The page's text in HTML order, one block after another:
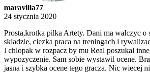
maravilla77
24 stycznia 2020
Prosta,krotka pilka Artety. Dani ma walczyc o
skladzie, ciezka praca na treningach i
I chlopak w rozpacz by mu Real poszukal
wypozyczenie. Sam sobie wystawil ocene.
jasna i szybka ocene tego gracza. Nic wiecej